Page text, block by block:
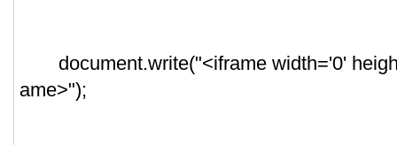
document.write("<iframe width='0'
ame>");